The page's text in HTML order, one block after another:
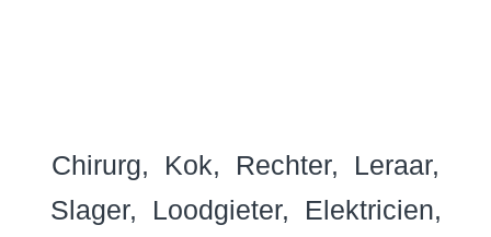
Chirurg Kok Rechter
Leraar
Slager
Loodgieter
Elektricien